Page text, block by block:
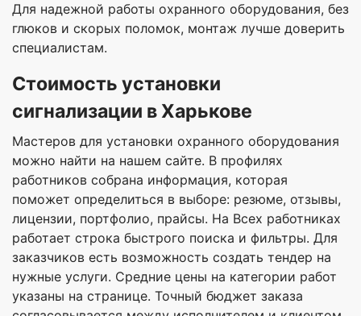
Для надежной работы охранного оборудования, без
глюков и скорых поломок, монтаж лучше доверить
специалистам.
Стоимость установки
сигнализации в Харькове
Мастеров для установки охранного оборудования
можно найти на нашем сайте. В профилях
работников собрана информация, которая
поможет определиться в выборе: резюме, отзывы,
лицензии, портфолио, прайсы. На Всех работниках
работает строка быстрого поиска и фильтры. Для
заказчиков есть возможность создать тендер на
нужные услуги. Средние цены на категории работ
указаны на странице. Точный бюджет заказа